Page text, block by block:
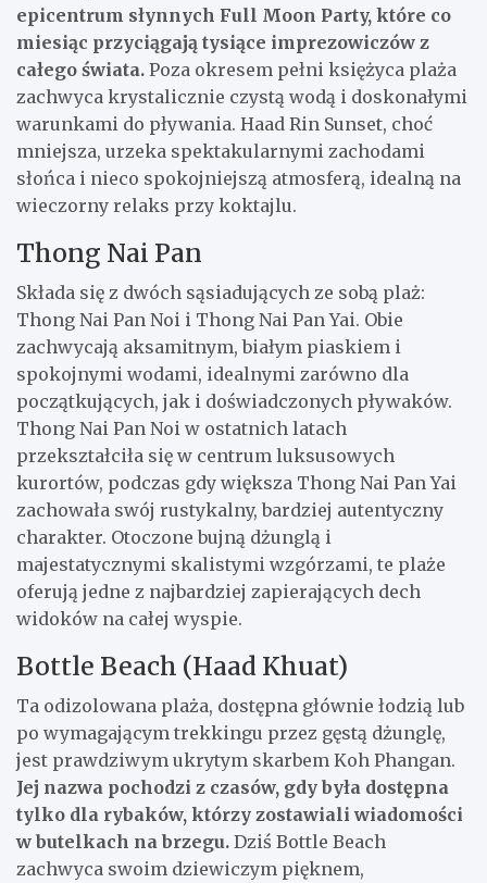
epicentrum słynnych Full Moon Party, które co
miesiąc przyciągają tysiące imprezowiczów z
całego świata. Poza okresem pełni księżyca plaża
zachwyca krystalicznie czystą wodą i doskonałymi
warunkami do pływania. Haad Rin Sunset, choć
mniejsza, urzeka spektakularnymi zachodami
słońca i nieco spokojniejszą atmosferą, idealną na
wieczorny relaks przy koktajlu.
Thong Nai Pan
Składa się z dwóch sąsiadujących ze sobą plaż:
Thong Nai Pan Noi i Thong Nai Pan Yai. Obie
zachwycają aksamitnym, białym piaskiem i
spokojnymi wodami, idealnymi zarówno dla
początkujących, jak i doświadczonych pływaków.
Thong Nai Pan Noi w ostatnich latach
przekształciła się w centrum luksusowych
kurortów, podczas gdy większa Thong Nai Pan Yai
zachowała swój rustykalny, bardziej autentyczny
charakter. Otoczone bujną dżunglą i
majestatycznymi skalistymi wzgórzami, te plaże
oferują jedne z najbardziej zapierających dech
widoków na całej wyspie.
Bottle Beach (Haad Khuat)
Ta odizolowana plaża, dostępna głównie łodzią lub
po wymagającym trekkingu przez gęstą dżunglę,
jest prawdziwym ukrytym skarbem Koh Phangan.
Jej nazwa pochodzi z czasów, gdy była dostępna
tylko dla rybaków, którzy zostawiali wiadomości
w butelkach na brzegu. Dziś Bottle Beach
zachwyca swoim dziewiczym pięknem,